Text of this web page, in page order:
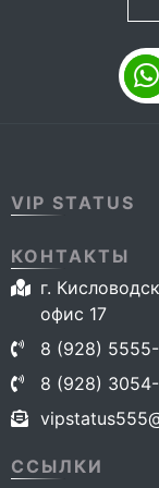
VIP STATUS
КОНТАКТЫ
г.
офис 17
8 (928)
8 (928) 3054-
ССЫЛКИ